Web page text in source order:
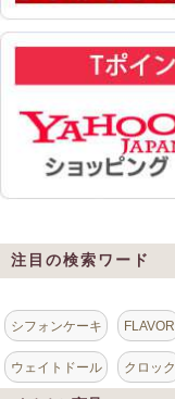
注目の検索ワード
シフォンケーキ FLAVOR
ウェイトドール クロック